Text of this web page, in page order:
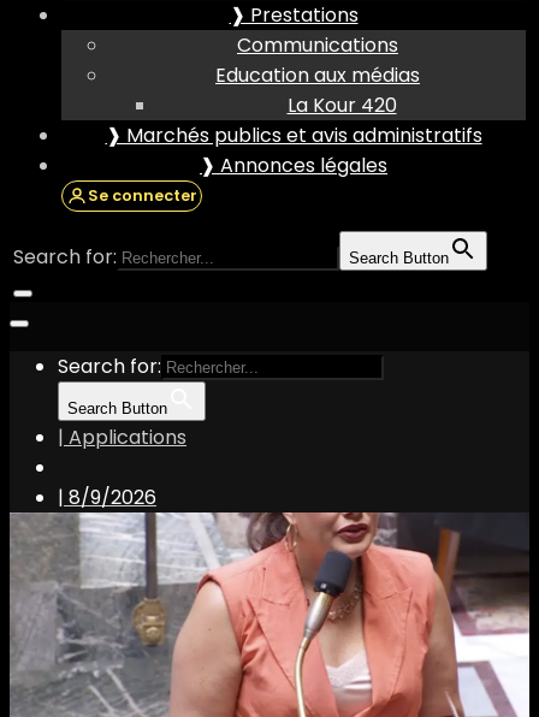
❱ Prestations
Communications
Education aux médias
La Kour 420
❱ Marchés publics et avis administratifs
❱ Annonces légales
Se connecter
Search for: Search Button
Search for:
Search Button
| Applications
| 8/9/2026